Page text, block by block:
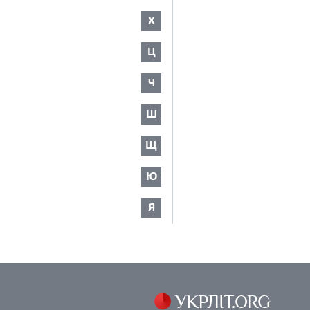
Х
Ц
Ч
Ш
Щ
Ю
Я